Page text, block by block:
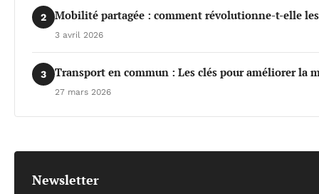
2 Mobilité partagée : comment révolutionne-t-elle
3 avril 2026
3 Transport en commun : Les clés pour améliorer la
27 mars 2026
Newsletter